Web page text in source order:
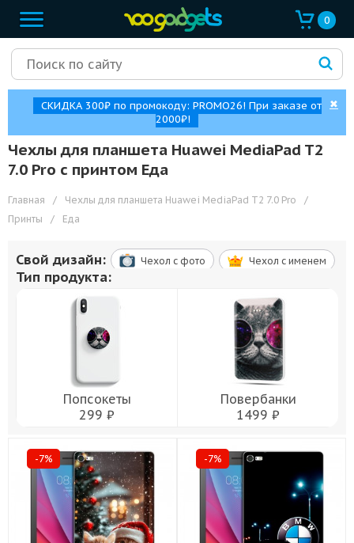
0
СКИДКА 300₽ по промокоду: PROMO26! При заказе от
2000₽!
✖
Чехлы для планшета Huawei MediaPad T2
7.0 Pro с принтом Еда
Главная / Чехлы для планшета Huawei MediaPad T2 7.0 Pro
/
Принты
/ Еда
Свой дизайн: Чехол c фото Чехол c именем
Тип продукта:
Попсокеты
299 ₽
Повербанки
1499 ₽
-7% -7%